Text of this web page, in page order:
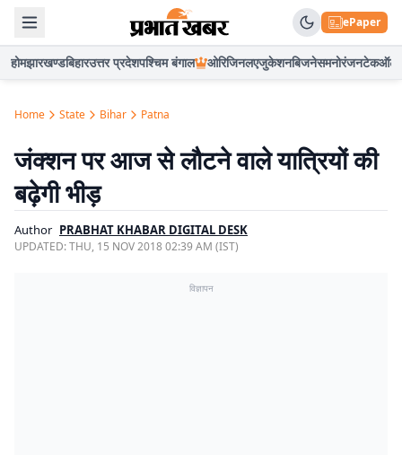
ePaper
होमझारखण्डबिहारउत्तर प्रदेशपश्चिम बंगाल ओरिजिनलएजुकेशनबिजनेसमनोरंजनटेकऑटो
Home State Bihar Patna
जंक्शन पर आज से लौटने वाले यात्रियों की
बढ़ेगी भीड़
Author PRABHAT KHABAR DIGITAL DESK
UPDATED:THU, 15 NOV 2018 02:39 AM (IST)
विज्ञापन